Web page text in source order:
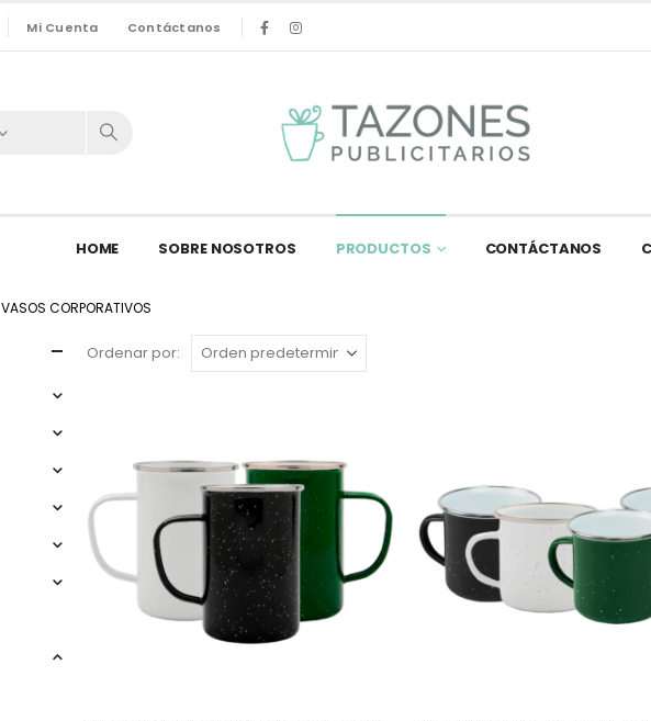
Mi Cuenta Contáctanos
HOME SOBRE NOSOTROS PRODUCTOS CONTÁCTANOS
VASOS CORPORATIVOS
Ordenar por: